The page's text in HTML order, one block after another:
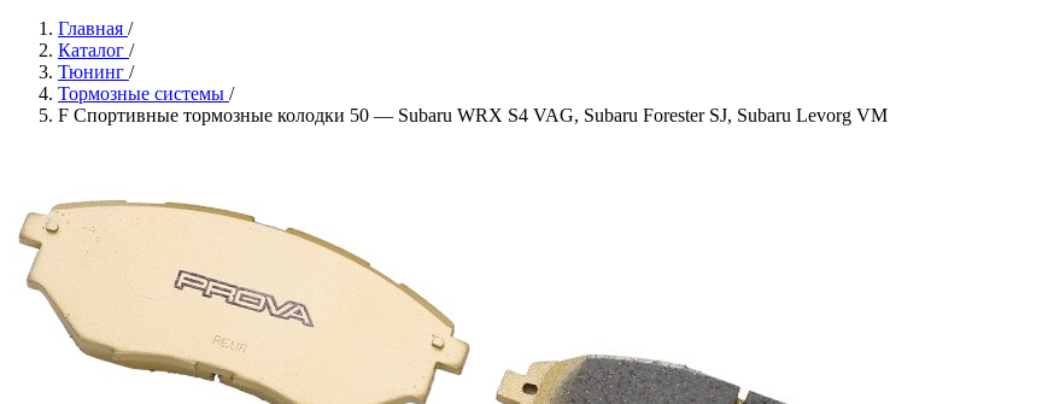
Главная /
Каталог /
Тюнинг /
Тормозные системы /
F Спортивные тормозные колодки 50 — Subaru WRX S4 VAG, Subaru Forester SJ, Subaru Levorg VM